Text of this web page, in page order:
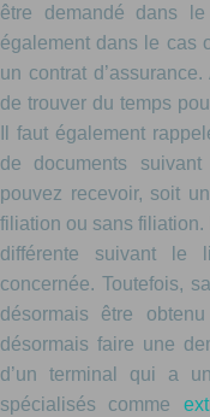
être demandé dans
également dans le cas
un contrat
de trouver du temps
Il faut également
de documents
pouvez recevoir, soit
filiation ou sans filiation.
différente suivant le
concernée. Toutefois,
désormais être
désormais faire une
d’un terminal qui a
spécialisés comme